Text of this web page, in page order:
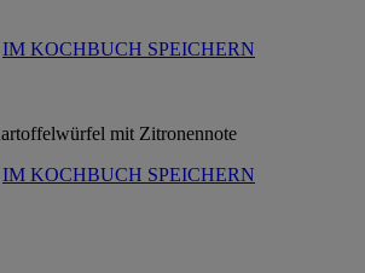
IM KOCHBUCH SPEICHERN
IM KOCHBUCH SPEICHERN